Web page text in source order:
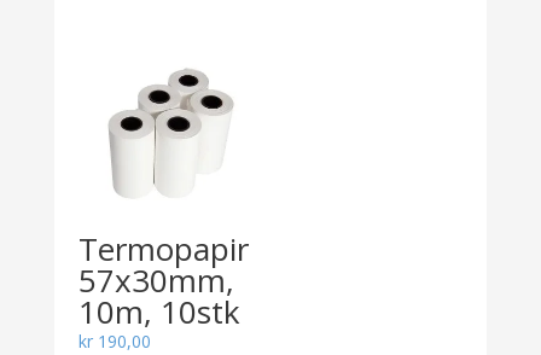
Termopapir
57x30mm,
10m, 10stk
kr190,00